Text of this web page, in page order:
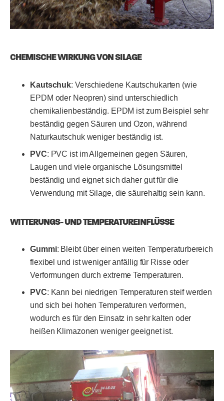
CHEMISCHE WIRKUNG VON SILAGE
Kautschuk: Verschiedene Kautschukarten (wie
EPDM oder Neopren) sind unterschiedlich
chemikalienbeständig. EPDM ist zum Beispiel sehr
beständig gegen Säuren und Ozon, während
Naturkautschuk weniger beständig ist.
PVC: PVC ist im Allgemeinen gegen Säuren,
Laugen und viele organische Lösungsmittel
beständig und eignet sich daher gut für die
Verwendung mit Silage, die säurehaltig sein kann.
WITTERUNGS- UND TEMPERATUREINFLÜSSE
Gummi: Bleibt über einen weiten Temperaturbereich
flexibel und ist weniger anfällig für Risse oder
Verformungen durch extreme Temperaturen.
PVC: Kann bei niedrigen Temperaturen steif werden
und sich bei hohen Temperaturen verformen,
wodurch es für den Einsatz in sehr kalten oder
heißen Klimazonen weniger geeignet ist.